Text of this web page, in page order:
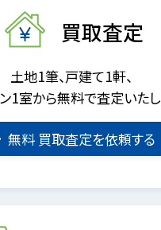
買取査定
土地1筆、戸建て1軒、
1室から無料で査定いたし
無料 買取査定を依頼する